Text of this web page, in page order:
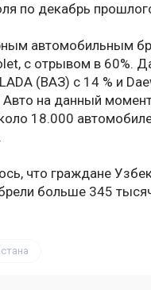
по декабрь
автомобильным
с отрывом в 60%.
(ВАЗ) с 14 % и
Авто на данный
18.000
что граждане
больше 345